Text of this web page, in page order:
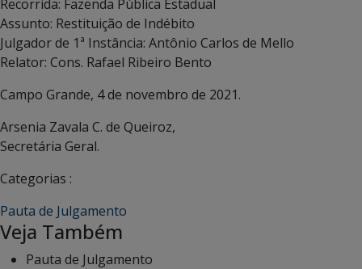
Recorrida: Fazenda Pública Estadual
Assunto: Restituição de Indébito
Julgador de 1ª Instância: Antônio Carlos de Mello
Relator: Cons. Rafael Ribeiro Bento
Campo Grande, 4 de novembro de 2021.
Arsenia Zavala C. de Queiroz,
Secretária Geral.
Categorias :
Pauta de Julgamento
Veja Também
Pauta de Julgamento